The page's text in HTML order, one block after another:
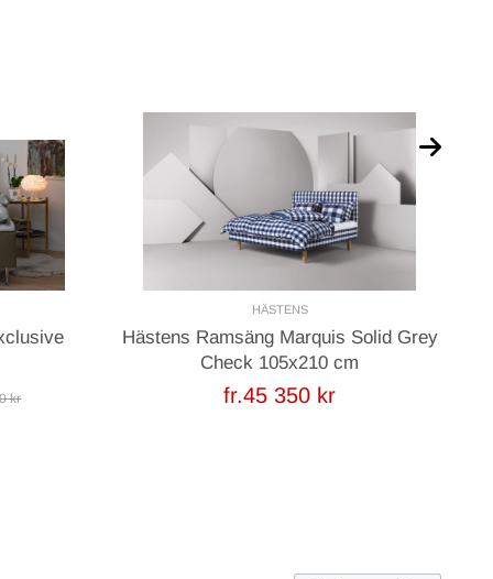
kr
HÄSTENS
Hästens Ramsäng Marquis Solid Grey
Check 105x210 cm
fr.45 350 kr